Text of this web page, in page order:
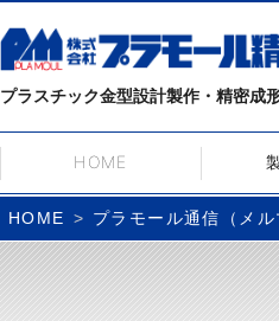
プラスチック金型設計製作・精密成
HOME
HOME プラモール通信（メル